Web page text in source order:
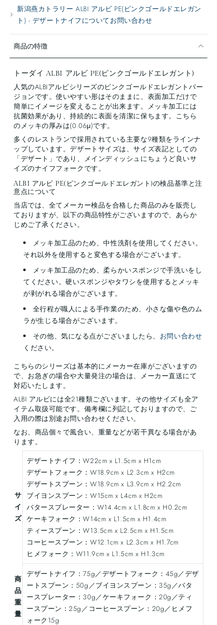
新潟燕カトラリー ALBI アルビ PE(ピンクゴールドエレガン
ト) - デザートナイフについてお問い合わせ
商品の特徴
トーダイ ALBI アルビ PE(ピンクゴールドエレガント)
人気のALBIアルビシリーズのピンクゴールドエレガントバー
ジョンです。使いやすい形はそのままに、表面加工だけで
簡単にイメージを変えることが出来ます。メッキ加工には
抗菌効果があり、持続的に表面を清潔に保ちます。こちら
のメッキの厚みは(0.06μ)です。
多くのレストランで採用されている主要な9種類をラインナ
ップしています。デザートサイズは、サイズ表記としての
「デザート」であり、メインディッシュにちょうど良いサ
イズのナイフフォークです。
ALBI アルビ PE(ピンクゴールドエレガント)の検品基準と注
意点について
当店では、全てメーカー検品を合格した商品のみを販売し
ておりますが、以下の商品特性がございますので、あらか
じめご了承ください。
メッキ加工品のため、中性洗剤を使用してください。
それ以外を使用すると変色する場合がございます。
メッキ加工品のため、柔らかいスポンジで手洗いをし
てください。硬いスポンジやタワシを使用するとメッキ
が剥がれる場合がございます。
全行程が職人による手作業のため、小さな傷や色のム
ラが生じる場合がございます。
その他、気になる点がございましたら、 お問い合わせ
ください。
こちらのシリーズは基本的にメーカー在庫がございますの
で、お急ぎの場合や大量発注の場合は、メーカー直送にて
対応いたします。
ALBI アルビには全21種類ございます。その他サイズも全ア
イテム取扱可能です。備考欄に列記しておりますので、ご
入用の際は別途お問い合わせください。
なお、商品個々で風合い、重量などが若干異なる場合があ
ります。
サ
イ
ズ
デザートナイフ：W22cm x L1.5cm x H1cm
デザートフォーク：W18.9cm x L2.3cm x H2cm
デザートスプーン：W18.9cm x L3.9cm x H2.2cm
ブイヨンスプーン：W15cm x L4cm x H2cm
バタースプレーター：W14.4cm x L1.8cm x H0.2cm
ケーキフォーク：W14cm x L1.5cm x H1.4cm
ティースプーン：W13.5cm x L2.5cm x H1.5cm
コーヒースプーン：W12.1cm x L2.3cm x H1.7cm
ヒメフォーク：W11.9cm x L1.5cm x H1.3cm
商
品
重
量
デザートナイフ：75g／デザートフォーク：45g／デザ
ートスプーン：50g／ブイヨンスプーン：35g／バタ
ースプレーター：30g／ケーキフォーク：20g／ティ
ースプーン：25g／コーヒースプーン：20g／ヒメフ
ォーク15g